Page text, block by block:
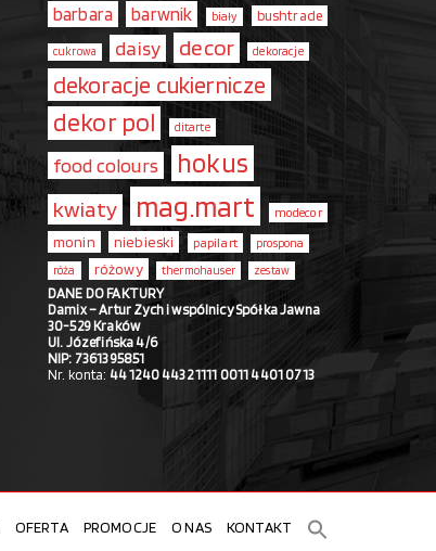
barbara barwnik biały bushtrade
cukrowa daisy decor dekoracje
dekoracje cukiernicze
dekor pol ditarte
food colours hokus
kwiaty mag.mart modecor
monin niebieski papilart
prospona
róża
różowy thermohauser zestaw
DANE DO FAKTURY
Damix – Artur Zych i wspólnicy Spółka Jawna
30-529 Kraków
Ul. Józefińska 4/6
NIP: 7361395851
Nr. konta: 44 1240 4432 1111 0011 4401 0713
OFERTA PROMOCJE O NAS KONTAKT